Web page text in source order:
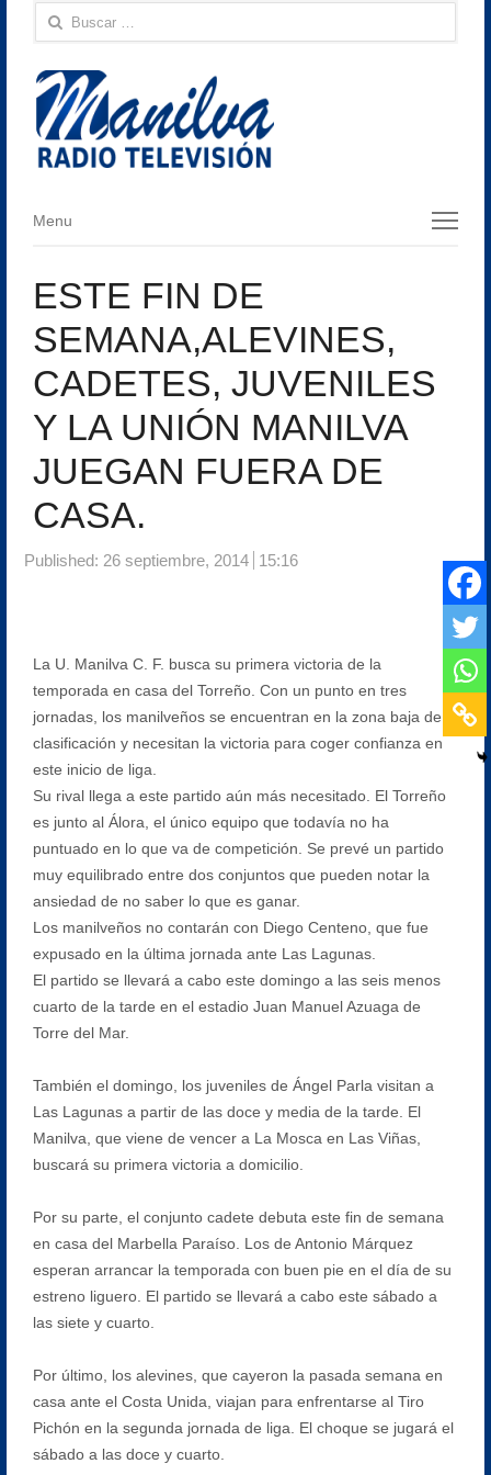
Buscar:
Menu
Menu
ESTE FIN DE
SEMANA,ALEVINES,
CADETES, JUVENILES
Y LA UNIÓN MANILVA
JUEGAN FUERA DE
CASA.
Published: 26 septiembre, 2014 15:16
La U. Manilva C. F. busca su primera victoria de la
temporada en casa del Torreño. Con un punto en tres
jornadas, los manilveños se encuentran en la zona baja de la
clasificación y necesitan la victoria para coger confianza en
este inicio de liga.
Su rival llega a este partido aún más necesitado. El Torreño
es junto al Álora, el único equipo que todavía no ha
puntuado en lo que va de competición. Se prevé un partido
muy equilibrado entre dos conjuntos que pueden notar la
ansiedad de no saber lo que es ganar.
Los manilveños no contarán con Diego Centeno, que fue
expusado en la última jornada ante Las Lagunas.
El partido se llevará a cabo este domingo a las seis menos
cuarto de la tarde en el estadio Juan Manuel Azuaga de
Torre del Mar.
También el domingo, los juveniles de Ángel Parla visitan a
Las Lagunas a partir de las doce y media de la tarde. El
Manilva, que viene de vencer a La Mosca en Las Viñas,
buscará su primera victoria a domicilio.
Por su parte, el conjunto cadete debuta este fin de semana
en casa del Marbella Paraíso. Los de Antonio Márquez
esperan arrancar la temporada con buen pie en el día de su
estreno liguero. El partido se llevará a cabo este sábado a
las siete y cuarto.
Por último, los alevines, que cayeron la pasada semana en
casa ante el Costa Unida, viajan para enfrentarse al Tiro
Pichón en la segunda jornada de liga. El choque se jugará el
sábado a las doce y cuarto.